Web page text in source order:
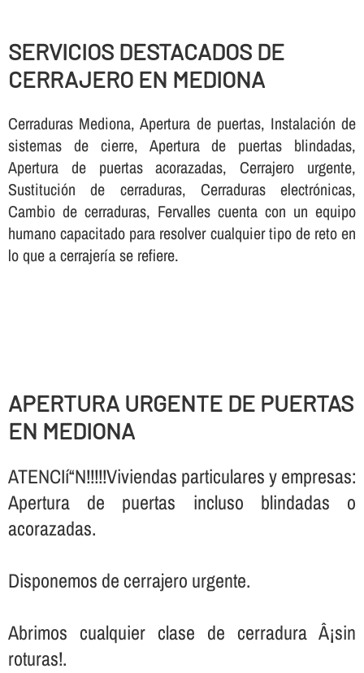
SERVICIOS DESTACADOS DE
CERRAJERO EN MEDIONA
Cerraduras Mediona, Apertura de puertas, Instalación de
sistemas de cierre, Apertura de puertas blindadas,
Apertura de puertas acorazadas, Cerrajero urgente,
Sustitución de cerraduras, Cerraduras electrónicas,
Cambio de cerraduras, Fervalles cuenta con un equipo
humano capacitado para resolver cualquier tipo de reto en
lo que a cerrajerí­a se refiere.
APERTURA URGENTE DE PUERTAS
EN MEDIONA
ATENCIí“N!!!!!Viviendas particulares y empresas:
Apertura de puertas incluso blindadas o
acorazadas.
Disponemos de cerrajero urgente.
Abrimos cualquier clase de cerradura Â¡sin
roturas!.